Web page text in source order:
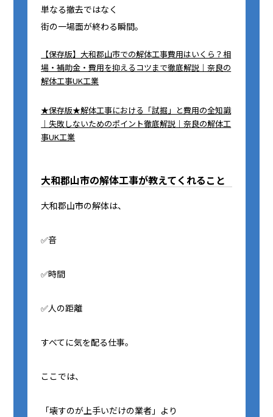
単なる撤去ではなく
街の一場面が終わる瞬間。
【保存版】大和郡山市での解体工事費用はいくら？相
場・補助金・費用を抑えるコツまで徹底解説｜奈良の
解体工事UK工業
★保存版★解体工事における「試掘」と費用の全知識
｜失敗しないためのポイント徹底解説｜奈良の解体工
事UK工業
大和郡山市の解体工事が教えてくれること
大和郡山市の解体は、
✅音
✅時間
✅人の距離
すべてに気を配る仕事。
ここでは、
「壊すのが上手いだけの業者」より